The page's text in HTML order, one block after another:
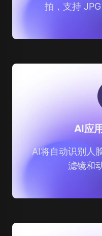
拍，支持 JPG
AI应
AI将自动识别人
滤镜和